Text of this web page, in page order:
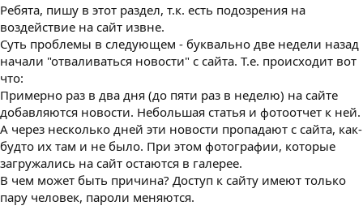
Ребята, пишу в этот раздел, т.к. есть подозрения на
воздействие на сайт извне.
Суть проблемы в следующем - буквально две недели назад
начали "отваливаться новости" с сайта. Т.е. происходит вот
что:
Примерно раз в два дня (до пяти раз в неделю) на сайте
добавляются новости. Небольшая статья и фотоотчет к ней.
А через несколько дней эти новости пропадают с сайта, как-
будто их там и не было. При этом фотографии, которые
загружались на сайт остаются в галерее.
В чем может быть причина? Доступ к сайту имеют только
пару человек, пароли меняются.